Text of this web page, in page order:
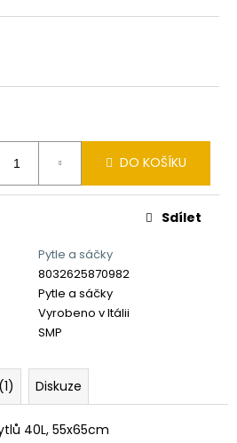
DO KOŠÍKU
Pytle a sáčky
8032625870982
Pytle a sáčky
Vyrobeno v Itálii
SMP
Sdílet
Diskuze
40L, 55x65cm